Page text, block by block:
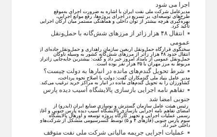
اجرا می شود
مدیرعامل شرکت ملی نفت ایران با اشاره به ضرورت اجرای به‌موقع
طرح‌های توسعه‌ای، بر تسریع در اجرای پروژه‌ها، رفع موانع اجرایی،
بهره‌گیری هرچه بیشتر از توان داخلی و هماهنگی مستمر میان ارکان اجرایی
تاکید کرد.
انتقال ۴۸ هزار زائر از مرزهای شش‌گانه با حمل‌ونقل
عمومی
سخنگوی قرارگاه حمل‌ونقل اربعین سازمان راهداری و حمل‌ونقل جاده‌ای از
انتقال حدود ۴۸ هزار زائر از مرز‌های شش‌گانه کشور به وسیله ناوگان
حمل‌ونقل عمومی از بامداد امروز خبر داد و گفت: بیشترین جابه‌جایی زائران
مربوط به مرز مهران با ۳۵ هزار نفر بوده است.
شرط تحویل گندم‌های مانده در انبار‌ها به دولت چیست؟
مدیر عامل بنیاد ملی گندمکاران گفت: دولت با اصلاح نحوه پرداخت،
کشاورزان را به تحویل گندم‌های مانده در انبار به مراکز خرید ترغیب می‌کند.
تفاهم نامه اجرایی بازسازی پالایشگاه آسیب دیده پارس
جنوبی امضا شد
رئیس هیئت عامل سازمان گسترش و نوسازی صنایع ایران (ایدرو) از
امضای تفاهم نامه اجرایی بازسازی پالایشگاه آسیب دیده پارس جنوبی و آغاز
رسمی عملیات اجرایی و تجهیز کارگاه پروژه توسعه و اورهال پالایشگاه
سوم پارس جنوبی (فاز‌های ۴ و ۵) توسط کنسرسیومی متشکل از شرکت‌های
داخلی خبر داد.
عملیات اجرایی جریمه مالیاتی شرکت ملی نفت متوقف